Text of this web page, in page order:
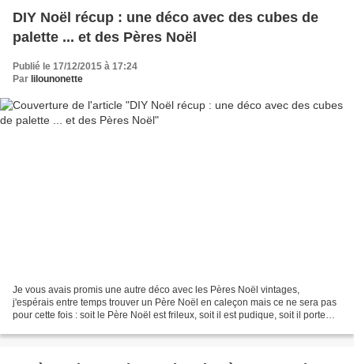
DIY Noël récup : une déco avec des cubes de
palette ... et des Pères Noël
Publié le 17/12/2015 à 17:24
Par lilounonette
Je vous avais promis une autre déco avec les Pères Noël vintages,
j'espérais entre temps trouver un Père Noël en caleçon mais ce ne sera pas
pour cette fois : soit le Père Noël est frileux, soit il est pudique, soit il porte